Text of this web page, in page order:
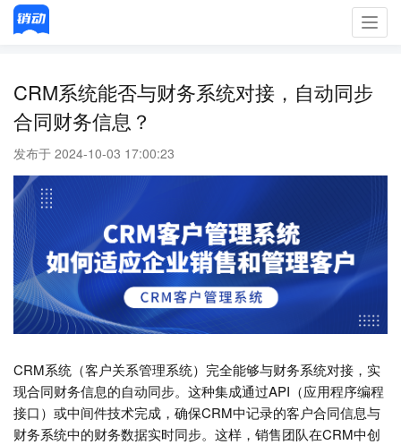
CRM系统能否与财务系统对接，自动同步
合同财务信息？
发布于 2024-10-03 17:00:23
CRM系统（客户关系管理系统）完全能够与财务系统对接，实
现合同财务信息的自动同步。这种集成通过API（应用程序编程
接口）或中间件技术完成，确保CRM中记录的客户合同信息与
财务系统中的财务数据实时同步。这样，销售团队在CRM中创